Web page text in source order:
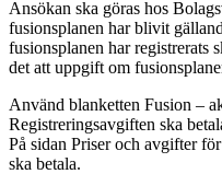
Ansökan ska göras hos
fusionsplanen har blivit
fusionsplanen har registrerats
det att uppgift om
Använd blanketten Fusion –
Registreringsavgiften ska
På sidan Priser och avgifter
ska betala.